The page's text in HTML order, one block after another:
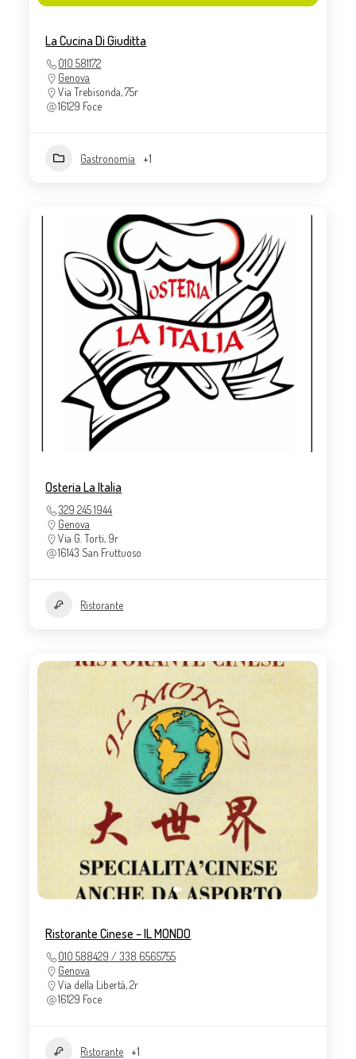
La Cucina Di Giuditta
010 581172
Genova
Via Trebisonda, 75r
16129 Foce
Gastronomia +1
Osteria La Italia
329 245 1944
Genova
Via G. Torti, 9r
16143 San Fruttuoso
Ristorante
Ristorante Cinese – IL MONDO
010 588429 / 338 6565755
Genova
Via della Libertà, 2r
16129 Foce
Ristorante +1